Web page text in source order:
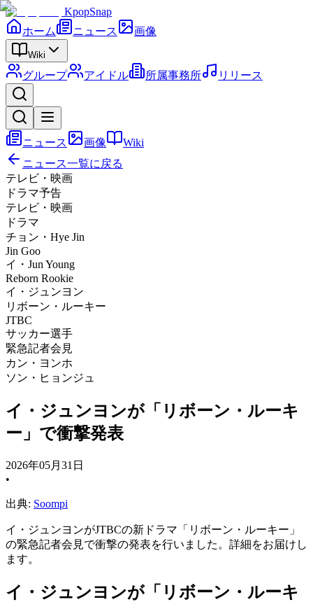
KpopSnap
ホーム
ニュース 画像
Wiki
グループ アイドル 所属事務所 リリース
ニュース 画像
Wiki
ニュース一覧に戻る
テレビ・映画
ドラマ予告
テレビ・映画
ドラマ
チョン・Hye Jin
Jin Goo
イ・Jun Young
Reborn Rookie
イ・ジュンヨン
リボーン・ルーキー
JTBC
サッカー選手
緊急記者会見
カン・ヨンホ
ソン・ヒョンジュ
イ・ジュンヨンが「リボーン・ルーキ
ー」で衝撃発表
2026年05月31日
•
出典: Soompi
イ・ジュンヨンがJTBCの新ドラマ「リボーン・ルーキー」
の緊急記者会見で衝撃の発表を行いました。詳細をお届けし
ます。
イ・ジュンヨンが「リボーン・ルーキ